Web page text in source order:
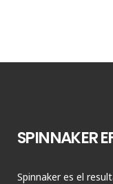
SPINNAKER
Spinnaker es el